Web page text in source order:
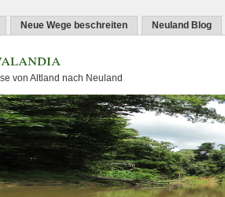
Neue Wege beschreiten Neuland Blog
von Altland nach Neuland